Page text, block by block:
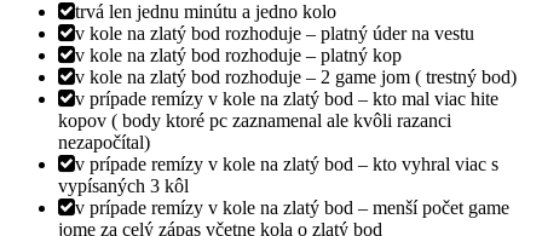
trvá len jednu minútu a jedno kolo
v kole na zlatý bod rozhoduje – platný úder na vestu
v kole na zlatý bod rozhoduje – platný kop
v kole na zlatý bod rozhoduje – 2 game jom ( trestný bod)
v prípade remízy v kole na zlatý bod – kto mal viac hite
kopov ( body ktoré pc zaznamenal ale kvôli razanci
nezapočítal)
v prípade remízy v kole na zlatý bod – kto vyhral viac s
vypísaných 3 kôl
v prípade remízy v kole na zlatý bod – menší počet game
jome za celý zápas včetne kola o zlatý bod